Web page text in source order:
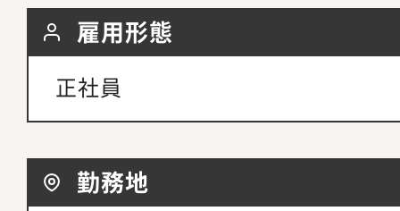
雇用形態
正社員
勤務地